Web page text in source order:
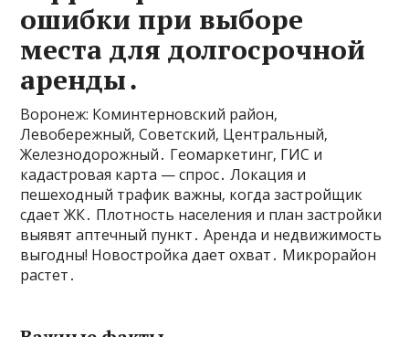
ошибки при выборе
места для долгосрочной
аренды․
Воронеж: Коминтерновский район‚
Левобережный‚ Советский‚ Центральный‚
Железнодорожный․ Геомаркетинг‚ ГИС и
кадастровая карта — спрос․ Локация и
пешеходный трафик важны‚ когда застройщик
сдает ЖК․ Плотность населения и план застройки
выявят аптечный пункт․ Аренда и недвижимость
выгодны! Новостройка дает охват․ Микрорайон
растет․